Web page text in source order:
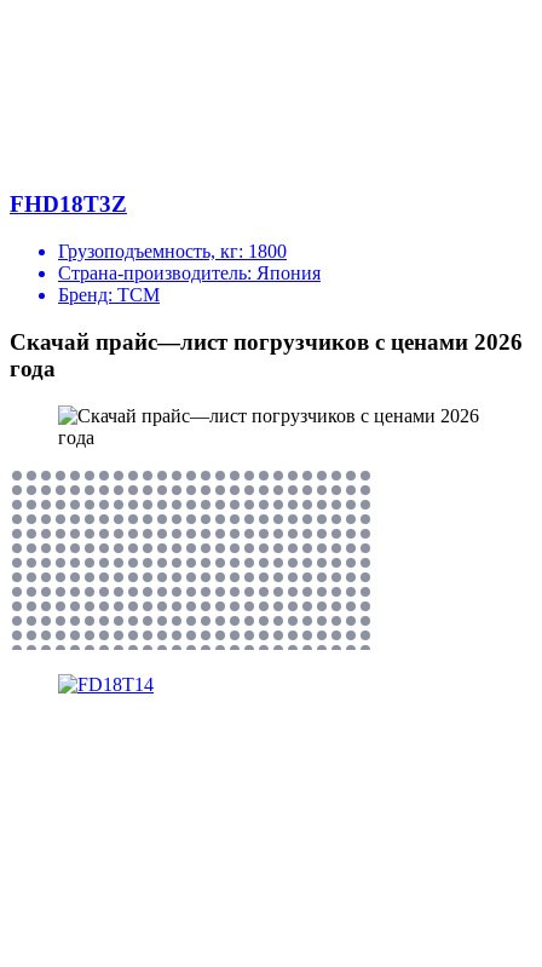
FHD18T3Z
Грузоподъемность, кг: 1800
Страна-производитель: Япония
Бренд: TCM
Скачай прайс—лист погрузчиков с ценами 2026
года